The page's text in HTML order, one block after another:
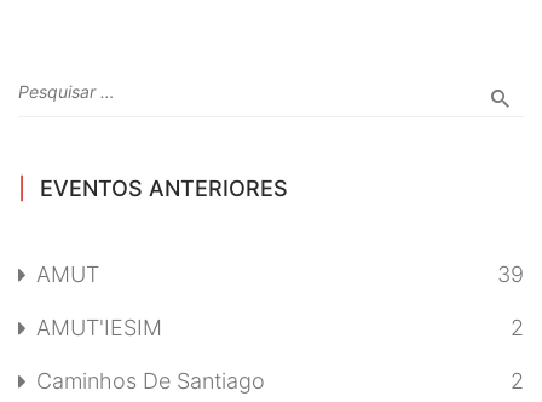
EVENTOS ANTERIORES
AMUT 39
AMUT'IESIM 2
Caminhos De Santiago 2